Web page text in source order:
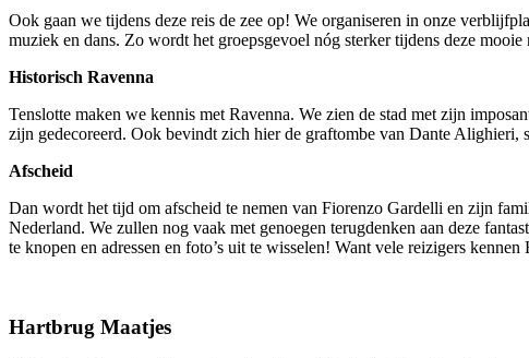
Ook gaan we tijdens deze reis de zee op! We organiseren in onze
muziek en dans. Zo wordt het groepsgevoel nóg sterker tijdens deze mooie
Historisch Ravenna
Tenslotte maken we kennis met Ravenna. We zien de stad met zijn
zijn gedecoreerd. Ook bevindt zich hier de graftombe van Dante
Afscheid
Dan wordt het tijd om afscheid te nemen van Fiorenzo Gardelli en zijn
Nederland. We zullen nog vaak met genoegen terugdenken aan deze
te knopen en adressen en foto’s uit te wisselen! Want vele reizigers
Hartbrug Maatjes